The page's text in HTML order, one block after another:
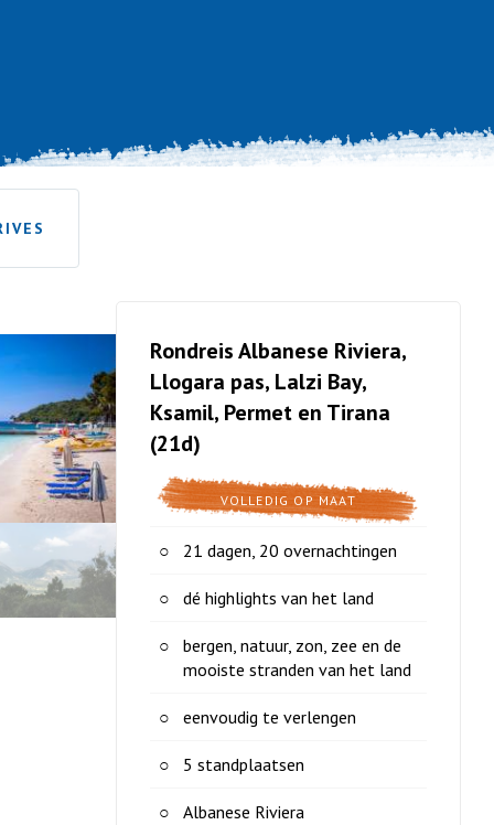
Rondreis Albanese Riviera,
Llogara pas, Lalzi Bay,
Ksamil, Permet en Tirana
(21d)
VOLLEDIG OP MAAT
21 dagen, 20 overnachtingen
dé highlights van het land
bergen, natuur, zon, zee en de
mooiste stranden van het land
eenvoudig te verlengen
5 standplaatsen
Albanese Riviera